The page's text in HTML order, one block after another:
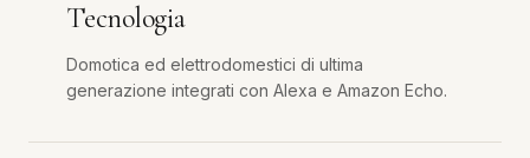
Tecnologia
Domotica ed elettrodomestici di ultima
generazione integrati con Alexa e Amazon Echo.